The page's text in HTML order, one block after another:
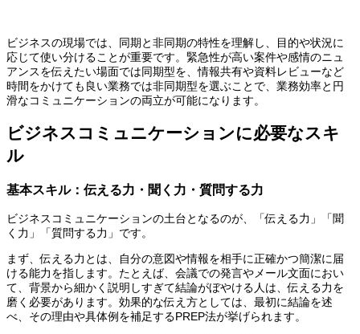
ビジネスの現場では、同期と非同期の特性を理解し、目的や状況に
応じて使い分けることが重要です。緊急性が高い案件や感情のニュ
アンスを伝えたい場面では同期型を、情報共有や資料レビューなど
時間をかけても良い業務では非同期型を選ぶことで、業務効率と円
滑なコミュニケーションの両立が可能になります。
ビジネスコミュニケーションに必要なスキ
ル
基本スキル：伝える力・聞く力・質問する力
ビジネスコミュニケーションの土台となるのが、「伝える力」「聞
く力」「質問する力」です。
まず、伝える力とは、自分の意図や情報を相手に正確かつ簡潔に届
ける能力を指します。たとえば、会議での発言やメール文面におい
て、背景から細かく説明しすぎて結論がぼやける人は、伝える力を
磨く必要があります。効果的な伝え方としては、最初に結論を述
べ、その理由や具体例を補足するPREP法が挙げられます。